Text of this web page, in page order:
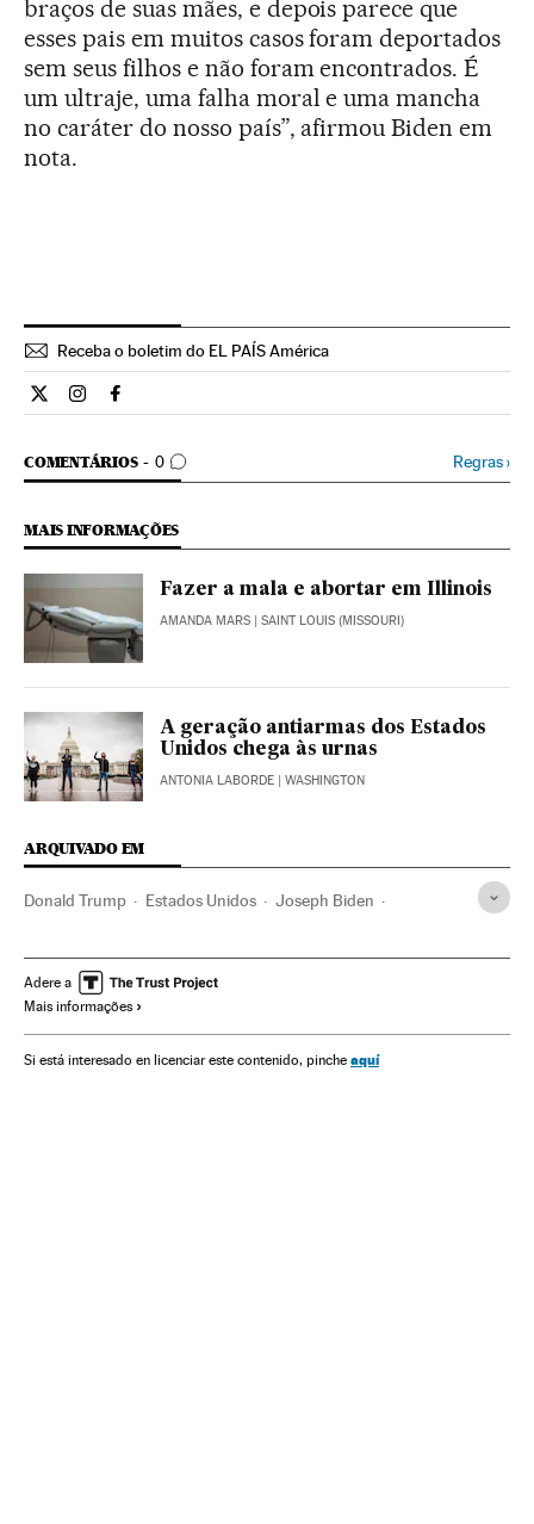
braços de suas mães, e depois parece que
esses pais em muitos casos foram deportados
sem seus filhos e não foram encontrados. É
um ultraje, uma falha moral e uma mancha
no caráter do nosso país”, afirmou Biden em
nota.
Receba o boletim do EL PAÍS América
Internacional El País Brasil en Twitter
Internacional El País Brasil en Instagram
Internacional El País Brasil en Facebook
COMENTÁRIOS 0
COMENTÁRIOS Regras›
MAIS INFORMAÇÕES
Fazer a mala e abortar em Illinois
AMANDA MARS | SAINT LOUIS (MISSOURI)
A geração antiarmas dos Estados
Unidos chega às urnas
ANTONIA LABORDE | WASHINGTON
ARQUIVADO EM
Donald Trump Estados Unidos Joseph Biden
América Eleições EUA 2020
Adere a
Mais informações
Si está interesado en licenciar este contenido, pinche aquí